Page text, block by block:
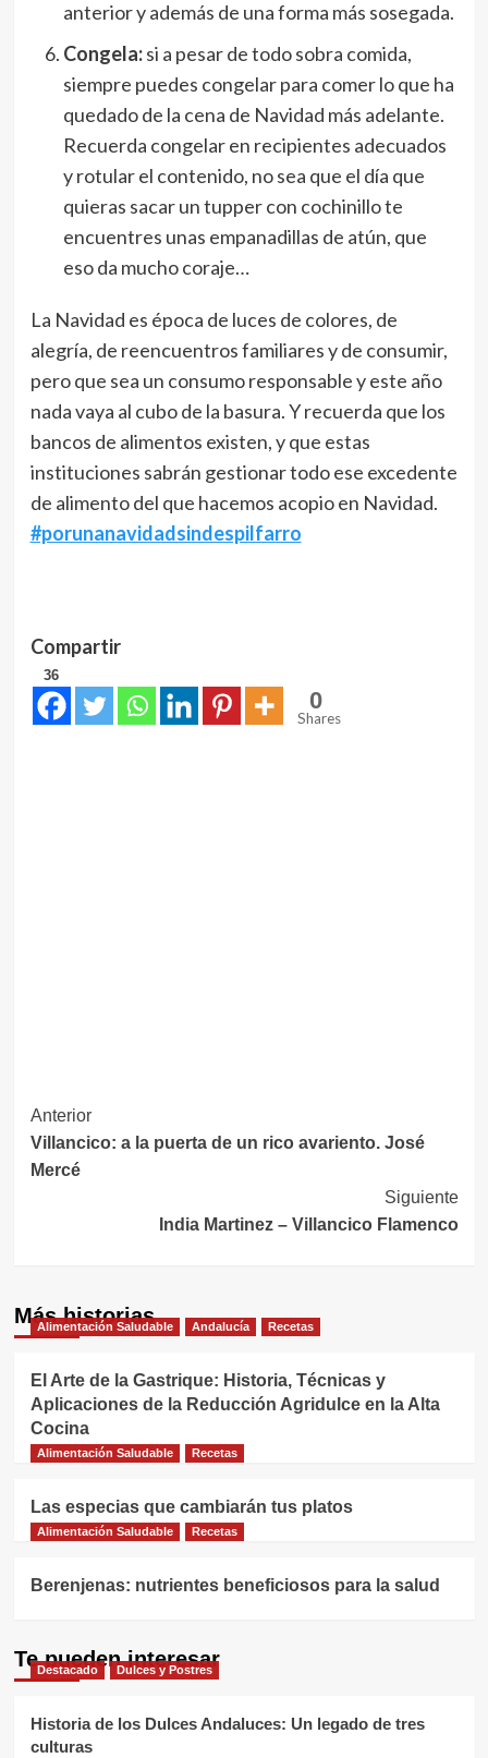
anterior y además de una forma más sosegada.
Congela:si a pesar de todo sobra comida,
siempre puedes congelar para comer lo que ha
quedado de la cena de Navidad más adelante.
Recuerda congelar en recipientes adecuados
y rotular el contenido, no sea que el día que
quieras sacar un tupper con cochinillo te
encuentres unas empanadillas de atún, que
eso da mucho coraje…
La Navidad es época de luces de colores, de
alegría, de reencuentros familiares y de consumir,
pero que sea un consumo responsable y este año
nada vaya al cubo de la basura. Y recuerda que los
bancos de alimentos existen, y que estas
instituciones sabrán gestionar todo ese excedente
de alimento del que hacemos acopio en Navidad.
#porunanavidadsindespilfarro
Compartir
36
0
Shares
Navegación
de
Anterior
Villancico: a la puerta de un rico avariento. José
Mercé
Siguiente
India Martinez – Villancico Flamenco
Más historias
Alimentación Saludable Andalucía Recetas
El Arte de la Gastrique: Historia, Técnicas y
Aplicaciones de la Reducción Agridulce en la Alta
Cocina
Alimentación Saludable Recetas
Las especias que cambiarán tus platos
Alimentación Saludable Recetas
Berenjenas: nutrientes beneficiosos para la salud
Te pueden interesar
Destacado Dulces y Postres
Historia de los Dulces Andaluces: Un legado de tres
culturas